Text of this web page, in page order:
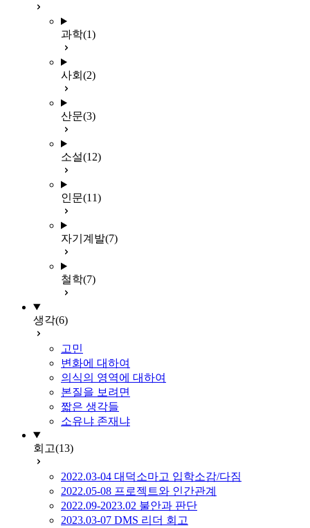
과학(1)
사회 (2)
산문(3)
소설(12)
인문(11)
자기계발(7)
철학(7)
생각(6)
고민
변화에 대하여
의식의 영역에 대하여
본질을 보려면
짧은 생각들
소유냐 존재냐
회고(13)
2022.03-04 대덕소마고 입학소감/다짐
2022.05-08 프로젝트와 인간관계
2022.09-2023.02 불안과 판단
2023.03-07 DMS 리더 회고